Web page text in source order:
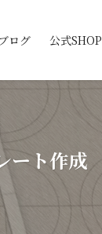
ブログ 公式SHOP
ート作成